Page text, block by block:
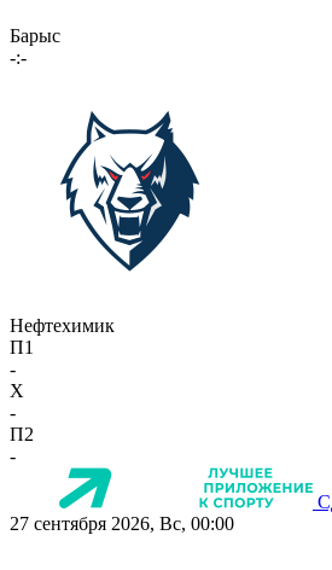
Барыс
-:-
Нефтехимик
П1
-
X
-
П2
-
27 сентября 2026, Вс, 00:00